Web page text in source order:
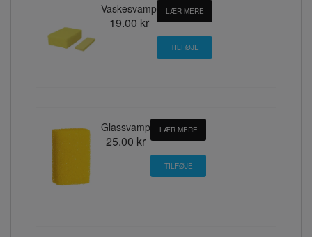
Vaskesvamp
19.00 kr
LÆR MERE
Glassvamp
25.00 kr
LÆR MERE